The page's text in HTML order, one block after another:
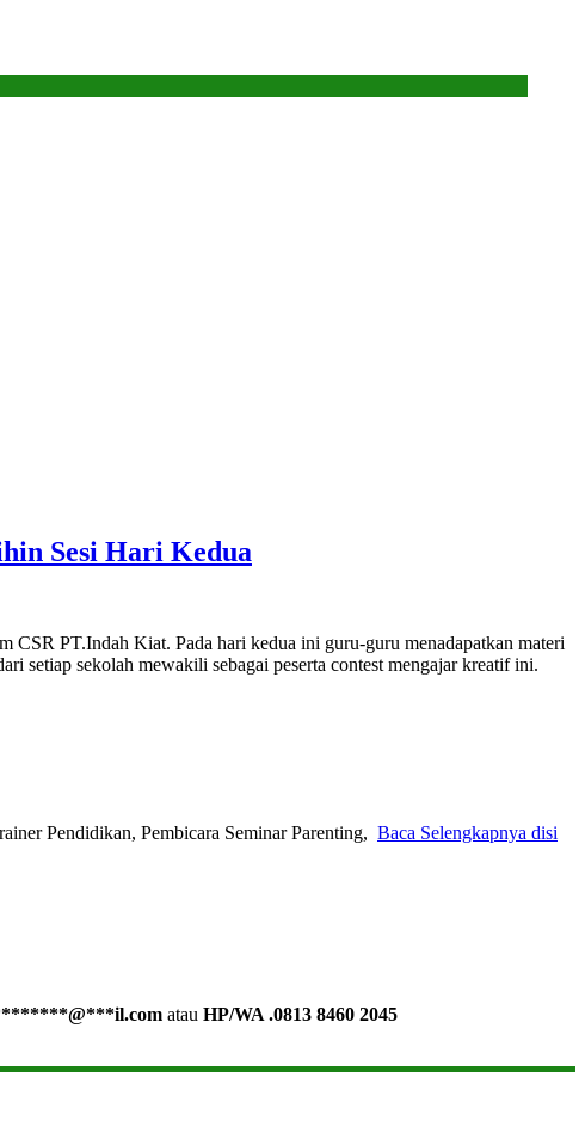
Sesi Hari Kedua
PT.Indah Kiat. Pada hari kedua ini guru-guru menadapatkan materi
setiap sekolah mewakili sebagai peserta contest mengajar kreatif ini.
Pendidikan, Pembicara Seminar Parenting, Baca Selengkapnya disi
@***il.com atau HP/WA .0813 8460 2045